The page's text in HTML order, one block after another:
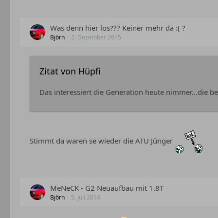
Was denn hier los??? Keiner mehr da :( ?
Björn 2. Dezember 2015
Zitat von Hüpfi
Das interessiert die Generation heute nimmer...die
Stimmt da waren se wieder die ATU Jünger
MeNeCK - G2 Neuaufbau mit 1.8T
Björn 5. Juli 2014